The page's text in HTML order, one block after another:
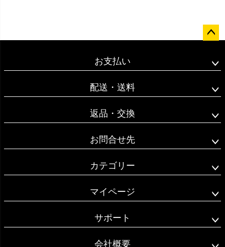
ップ
お支払い
配送・送料
返品・交換
お問合せ先
カテゴリー
マイページ
サポート
会社概要